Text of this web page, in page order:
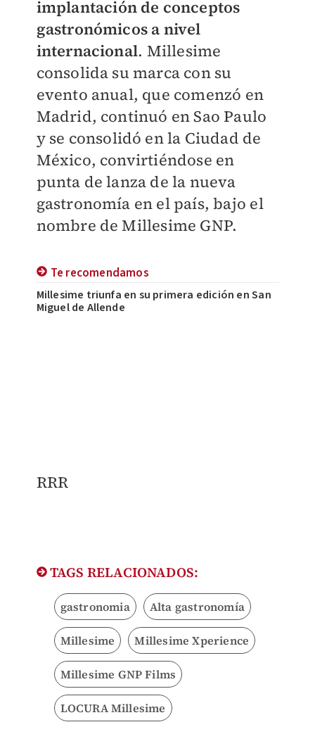
implantación de conceptos
gastronómicos a nivel
internacional. Millesime
consolida su marca con su
evento anual, que comenzó en
Madrid, continuó en Sao Paulo
y se consolidó en la Ciudad de
México, convirtiéndose en
punta de lanza de la nueva
gastronomía en el país, bajo el
nombre de Millesime GNP.
Te recomendamos
Millesime triunfa en su primera edición en San
Miguel de Allende
RRR
TAGS RELACIONADOS:
gastronomia Alta gastronomía
Millesime Millesime Xperience
Millesime GNP Films
LOCURA Millesime